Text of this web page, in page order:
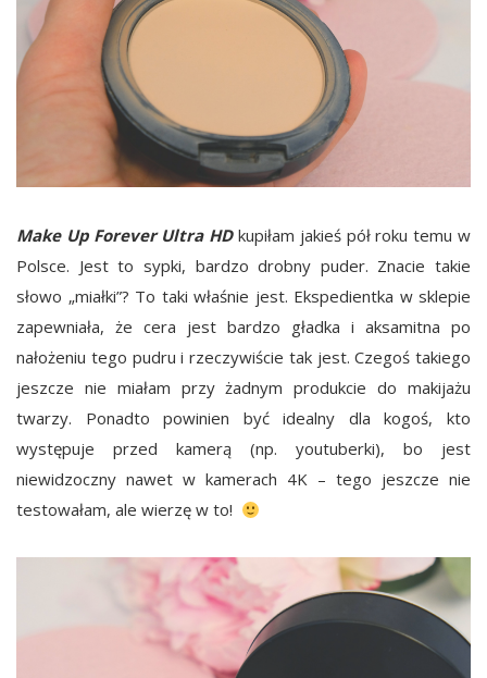
Make Up Forever Ultra HDkupiłam jakieś pół roku temu w
Polsce. Jest to sypki, bardzo drobny puder. Znacie takie
słowo „miałki”? To taki właśnie jest. Ekspedientka w sklepie
zapewniała, że cera jest bardzo gładka i aksamitna po
nałożeniu tego pudru i rzeczywiście tak jest. Czegoś takiego
jeszcze nie miałam przy żadnym produkcie do makijażu
twarzy. Ponadto powinien być idealny dla kogoś, kto
występuje przed kamerą (np. youtuberki), bo jest
niewidzoczny nawet w kamerach 4K – tego jeszcze nie
testowałam, ale wierzę w to!